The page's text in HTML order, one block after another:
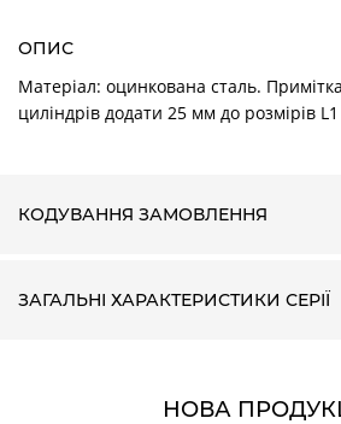
ОПИС
Матеріал: оцинкована сталь.
циліндрів додати 25 мм до розмірів L1
КОДУВАННЯ ЗАМОВЛЕННЯ
ЗАГАЛЬНІ ХАРАКТЕРИСТИКИ СЕРІЇ
НОВА